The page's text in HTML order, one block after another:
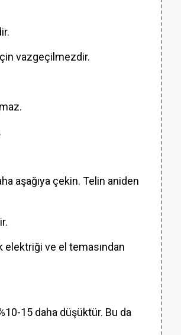
vazgeçilmezdir.
aşağıya çekin. Telin aniden
ve el temasından
15 daha düşüktür. Bu da